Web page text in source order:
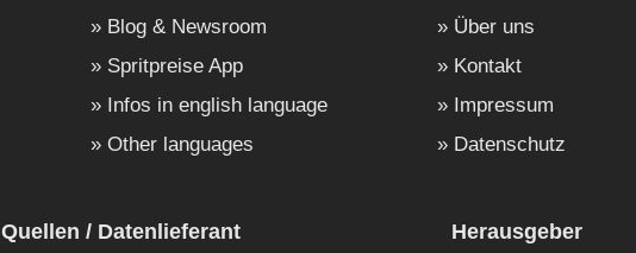
Blog & Newsroom
Spritpreise App
Infos in english language
Other languages
Über uns
Kontakt
Impressum
Datenschutz
Quellen / Datenlieferant Herausgeber